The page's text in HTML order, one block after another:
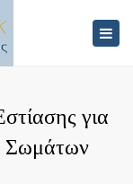
για
Σωμάτων